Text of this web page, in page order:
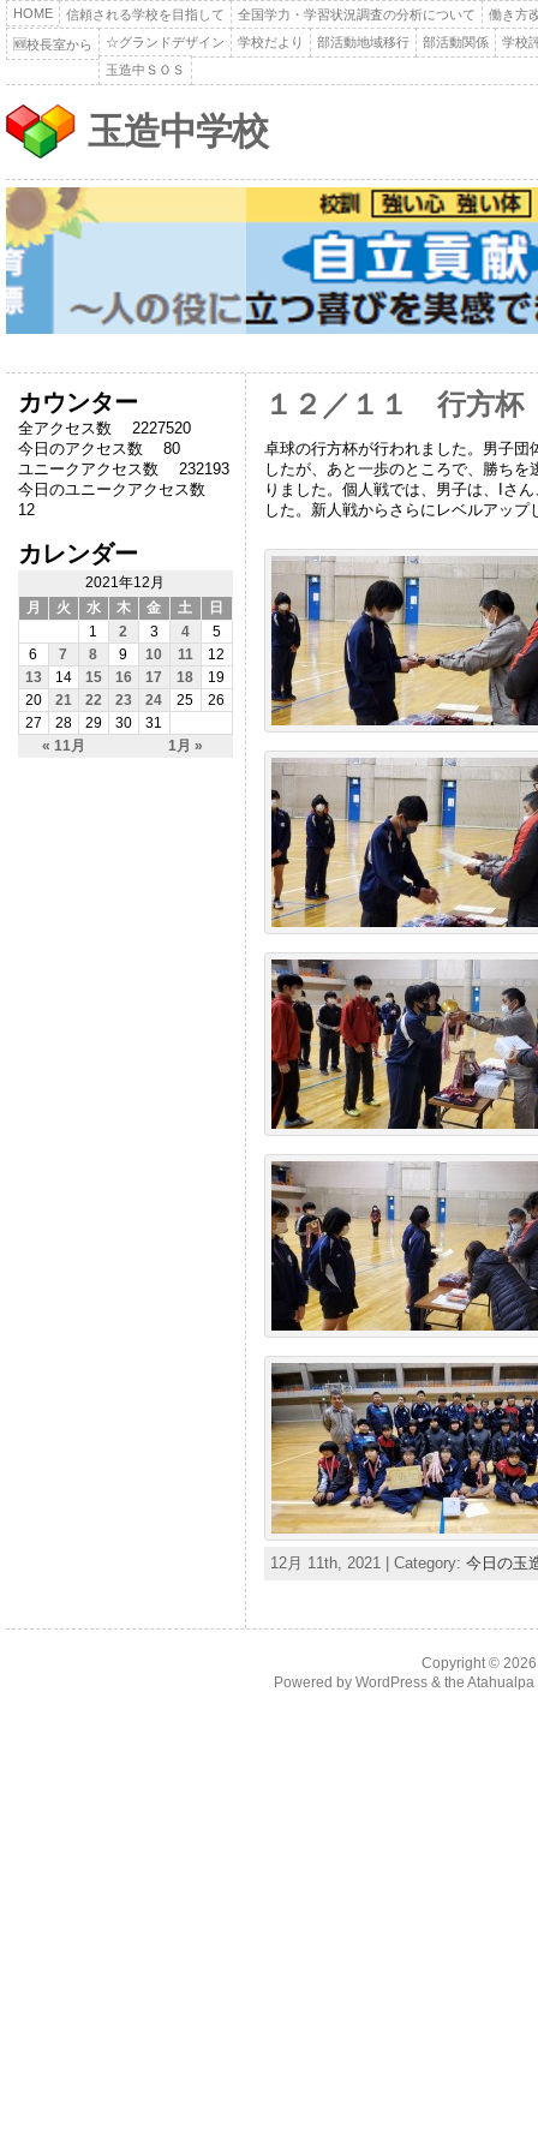
HOME 信頼される学校を目指して 全国学力・学習状況調査の分析について 働き方
🆕校長室から ☆グランドデザイン 学校だより 部活動地域移行 部活動関係
学校
玉造中ＳＯＳ
玉造中学校
カウンター
全アクセス数 2227520
今日のアクセス数 80
ユニークアクセス数 232193
今日のユニークアクセス数
12
カレンダー
2021年12月
月
火 水 木 金 土 日
« 11月 1月 »
1 2 3 4
5
6
7 8 9 10 11
12
13
14 15 16 17 18
19
20
21 22 23 24 25
26
27
28 29 30 31
１２／１１ 行方
卓球の行方杯が行われました。男子
したが、あと一歩のところで、勝ち
りました。個人戦では、男子は、Iさ
した。新人戦からさらにレベルアッ
12月 11th, 2021 | Category: 今日の玉
Copyright ©
Powered by WordPress& the Atahualpa